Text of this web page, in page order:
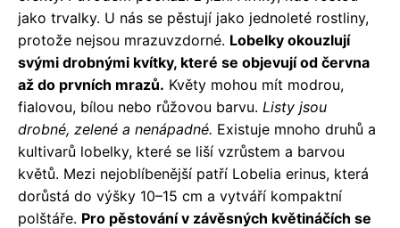
jako trvalky. U nás se pěstují jako jednoleté rostliny,
protože nejsou mrazuvzdorné. Lobelky okouzlují
svými drobnými kvítky, které se objevují od června
až do prvních mrazů. Květy mohou mít modrou,
fialovou, bílou nebo růžovou barvu. Listy jsou
drobné, zelené a nenápadné. Existuje mnoho druhů a
kultivarů lobelky, které se liší vzrůstem a barvou
květů. Mezi nejoblíbenější patří Lobelia erinus, která
dorůstá do výšky 10–15 cm a vytváří kompaktní
polštáře. Pro pěstování v závěsných květináčích se